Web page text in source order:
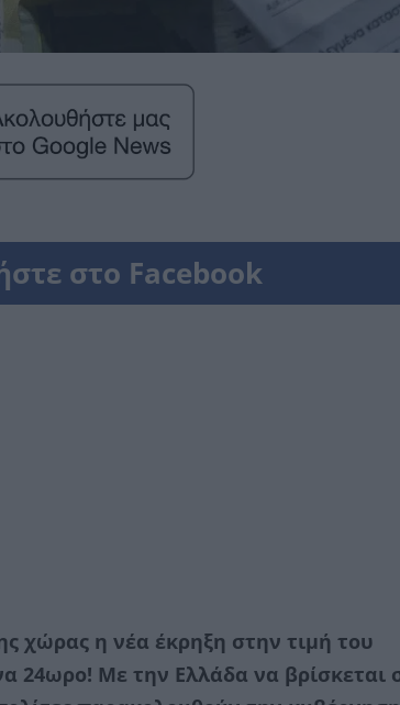
χώρας η νέα έκρηξη στην τιμή του
24ωρο! Με την Ελλάδα να βρίσκεται